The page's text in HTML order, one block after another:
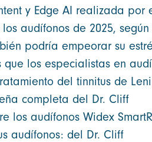
y Edge AI realizada por
audífonos de 2025,
podría empeorar su
los especialistas en
del tinnitus de
completa del Dr. Cliff
los audífonos Widex
audífonos: del Dr. Cliff